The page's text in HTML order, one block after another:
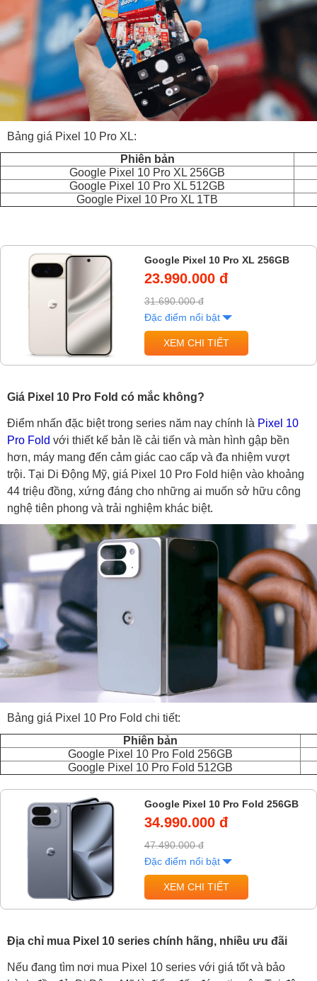
Bảng giá Pixel 10 Pro XL:
Phiên bản
Google Pixel 10 Pro XL 256GB
Google Pixel 10 Pro XL 512GB
Google Pixel 10 Pro XL 1TB
Google Pixel 10 Pro XL 256GB
23.990.000 đ
31.690.000 đ
Đặc điểm nổi bật
XEM CHI TIẾT
Giá Pixel 10 Pro Fold có mắc không?
Điểm nhấn đặc biệt trong series năm nay chính là Pixel 10
Pro Fold với thiết kế bản lề cải tiến và màn hình gập bền
hơn, máy mang đến cảm giác cao cấp và đa nhiệm vượt
trội. Tại Di Động Mỹ, giá Pixel 10 Pro Fold hiện vào khoảng
44 triệu đồng, xứng đáng cho những ai muốn sở hữu công
nghệ tiên phong và trải nghiệm khác biệt.
Bảng giá Pixel 10 Pro Fold chi tiết:
Phiên bản
Google Pixel 10 Pro Fold 256GB
Google Pixel 10 Pro Fold 512GB
Google Pixel 10 Pro Fold 256GB
34.990.000 đ
47.490.000 đ
Đặc điểm nổi bật
XEM CHI TIẾT
Địa chỉ mua Pixel 10 series chính hãng, nhiều ưu đãi
Nếu đang tìm nơi mua Pixel 10 series với giá tốt và bảo